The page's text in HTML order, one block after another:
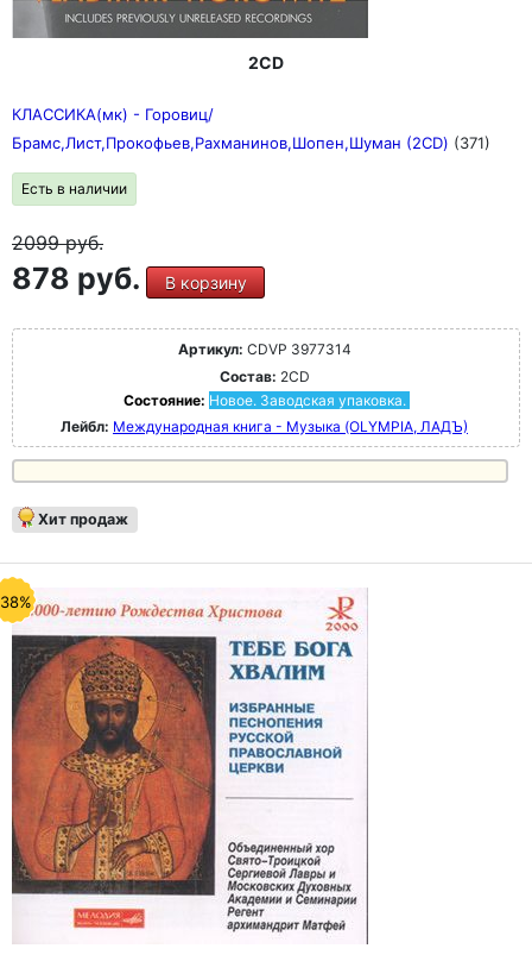
2CD
КЛАССИКА(мк) - Горовиц/
Брамс,Лист,Прокофьев,Рахманинов,Шопен,Шуман (2CD) (371)
Есть в наличии
2099руб.
878 руб. В корзину
Артикул: CDVP 3977314
Состав: 2CD
Состояние: Новое. Заводская упаковка.
Лейбл: Международная книга - Музыка (OLYMPIA, ЛАДЪ)
Хит продаж